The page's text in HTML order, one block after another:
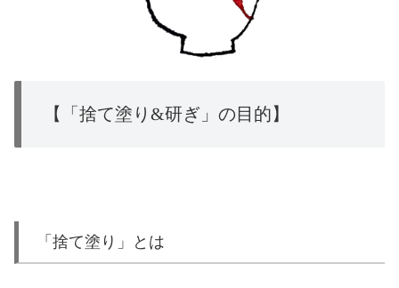
【「捨て塗り&研ぎ」の目的】
「捨て塗り」とは